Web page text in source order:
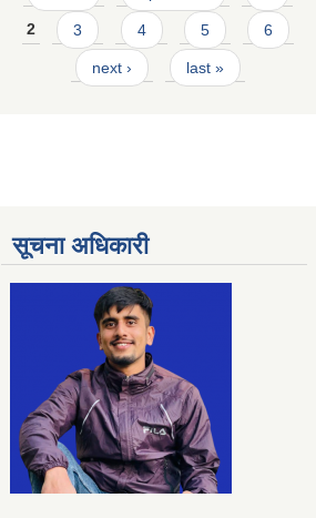
2 3 4 5 6
next › last »
सूचना अधिकारी